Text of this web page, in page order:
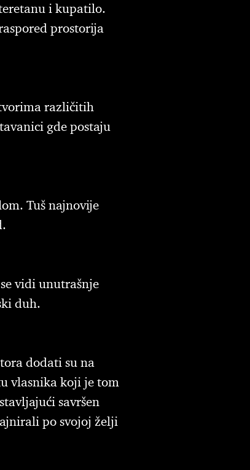
i kupatilo.
prostorija
različitih
gde postaju
Tuš najnovije
vidi unutrašnje
duh.
dodati su na
vlasnika koji je tom
savršen
po svojoj želji